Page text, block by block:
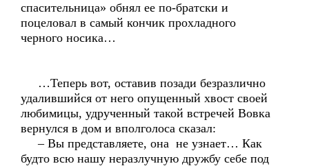
спасительница» обнял ее по-братски и
поцеловал в самый кончик прохладного
черного носика…
…Теперь вот, оставив позади безразлично
удалившийся от него опущенный хвост своей
любимицы, удрученный такой встречей Вовка
вернулся в дом и вполголоса сказал:
– Вы представляете, она не узнает… Как
будто всю нашу неразлучную дружбу себе под